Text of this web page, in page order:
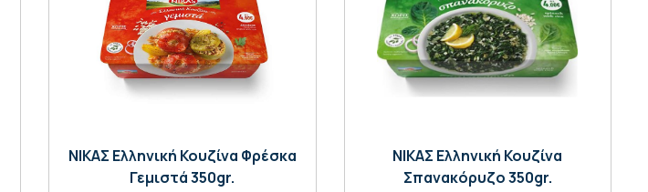
ΝΙΚΑΣ Ελληνική Κουζίνα Φρέσκα
Γεμιστά 350gr.
NIKAΣ Ελληνική Κουζίνα
Σπανακόρυζο 350gr.